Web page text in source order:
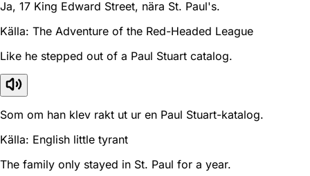
Ja, 17 King Edward Street, nära St. Paul's.
Källa: The Adventure of the Red-Headed League
Like he stepped out of a Paul Stuart catalog.
Som om han klev rakt ut ur en Paul Stuart-katalog.
Källa: English little tyrant
The family only stayed in St. Paul for a year.